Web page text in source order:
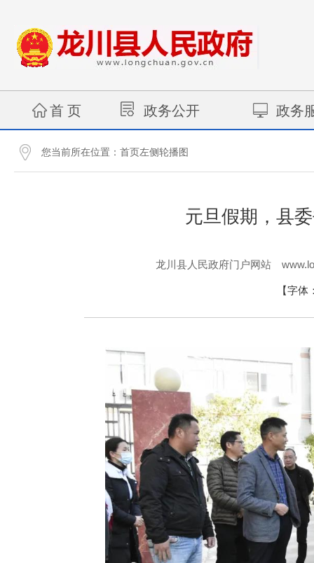
首 页 政务公开 政务
您当前所在位置： 首页左侧轮播图
元旦假期，县
龙川县人民政府门户网站
【字体